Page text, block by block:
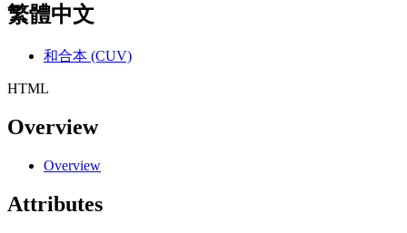
繁體中文
和合本 (CUV)
HTML
Overview
Overview
Attributes